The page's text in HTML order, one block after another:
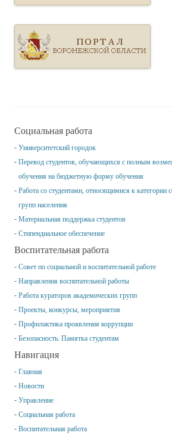
Социальная работа
Университетский городок
Перевод студентов, обучающихся с полным
обучения на бюджетную форму обучения
Работа со студентами, относящимися к категории
групп населения
Материальная поддержка студентов
Стипендиальное обеспечение
Воспитательная работа
Совет по социальной и воспитательной работе
Направления воспитательной работы
Работа кураторов академических групп
Проекты, конкурсы, мероприятия
Профилактика проявления коррупции
Безопасность. Памятка студентам
Навигация
Главная
Новости
Управление
Социальная работа
Воспитательная работа